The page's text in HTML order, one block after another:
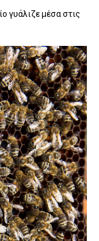
γυάλιζε μέσα στις